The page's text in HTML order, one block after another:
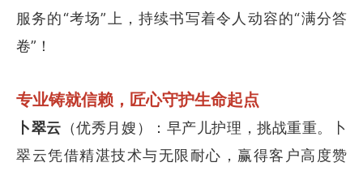
服务的“考场”上，持续书写着令人动容的“满分答
卷”！
专业铸就信赖，匠心守护生命起点
卜翠云 （优秀月嫂）：早产儿护理，挑战重重。卜
翠云凭借精湛技术与无限耐心，赢得客户高度赞